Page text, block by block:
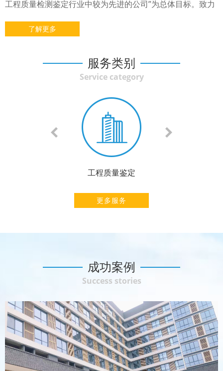
工程质量检测鉴定行业中较为先进的公司”为总体目标。致力
了解更多
服务类别
Service category
工程质量鉴定
更多服务
成功案例
Success stories